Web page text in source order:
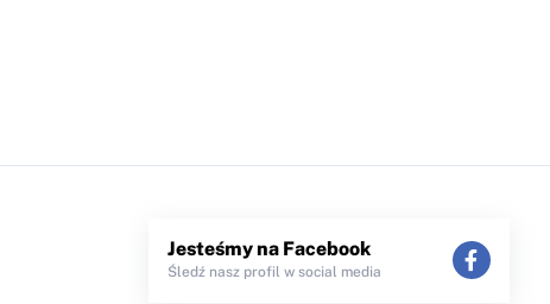
Jesteśmy na Facebook
Śledź nasz profil w social media